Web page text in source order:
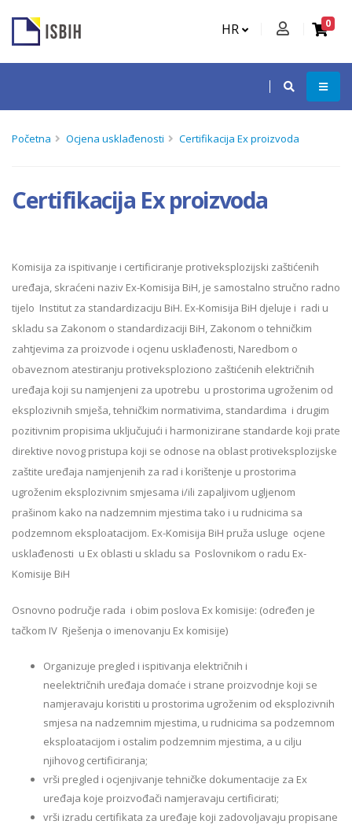
HR 0
Početna Ocjena usklađenosti Certifikacija Ex proizvoda
Certifikacija Ex proizvoda
Komisija za ispitivanje i certificiranje protiveksplozijski zaštićenih
uređaja, skraćeni naziv Ex-Komisija BiH, je samostalno stručno radno
tijelo Institut za standardizaciju BiH. Ex-Komisija BiH djeluje i radi u
skladu sa Zakonom o standardizaciji BiH, Zakonom o tehničkim
zahtjevima za proizvode i ocjenu usklađenosti, Naredbom o
obaveznom atestiranju protiveksploziono zaštićenih električnih
uređaja koji su namjenjeni za upotrebu u prostorima ugroženim od
eksplozivnih smješa, tehničkim normativima, standardima i drugim
pozitivnim propisima uključujući i harmonizirane standarde koji prate
direktive novog pristupa koji se odnose na oblast protiveksplozijske
zaštite uređaja namjenjenih za rad i korištenje u prostorima
ugroženim eksplozivnim smjesama i/ili zapaljivom ugljenom
prašinom kako na nadzemnim mjestima tako i u rudnicima sa
podzemnom eksploatacijom. Ex-Komisija BiH pruža usluge ocjene
usklađenosti u Ex oblasti u skladu sa Poslovnikom o radu Ex-
Komisije BiH
Osnovno područje rada i obim poslova Ex komisije: (određen je
tačkom IV Rješenja o imenovanju Ex komisije)
Organizuje pregled i ispitivanja električnih i
neelektričnih uređaja domaće i strane proizvodnje koji se
namjeravaju koristiti u prostorima ugroženim od eksplozivnih
smjesa na nadzemnim mjestima, u rudnicima sa podzemnom
eksploatacijom i ostalim podzemnim mjestima, a u cilju
njihovog certificiranja;
vrši pregled i ocjenjivanje tehničke dokumentacije za Ex
uređaja koje proizvođači namjeravaju certificirati;
vrši izradu certifikata za uređaje koji zadovoljavaju propisane